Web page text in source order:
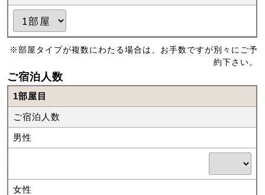
※部屋タイプが複数にわたる場合は、お手数ですが別々にご予
約下さい。
ご宿泊人数
1部屋目
ご宿泊人数
男性
女性